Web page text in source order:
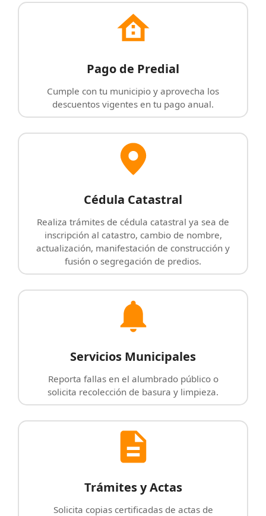
Pago de Predial
Cumple con tu municipio y aprovecha los
descuentos vigentes en tu pago anual.
Cédula Catastral
Realiza trámites de cédula catastral ya sea de
inscripción al catastro, cambio de nombre,
actualización, manifestación de construcción y
fusión o segregación de predios.
Servicios Municipales
Reporta fallas en el alumbrado público o
solicita recolección de basura y limpieza.
Trámites y Actas
Solicita copias certificadas de actas de